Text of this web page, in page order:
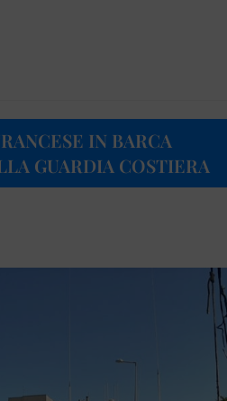
IN BARCA
GUARDIA COSTIERA